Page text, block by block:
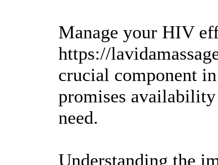
Manage your HIV
https://
crucial component
promises
need.
Understanding the